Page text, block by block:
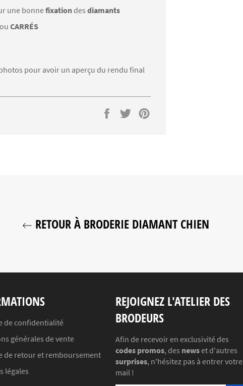
une bonnefixationdes diamants
ou CARRÉS
pour avoir un aperçu du rendu final
PartagerTweeter
RETOUR À BRODERIE DIAMANT CHIEN
de confidentialité
générales de vente
de retour et remboursement
légales
REJOIGNEZ L'ATELIER DES
BRODEURS
Afin de recevoir en exclusivité des
codes promos, des newset d'autres
surprises, n'hésitez pas à entrer votre
mail !